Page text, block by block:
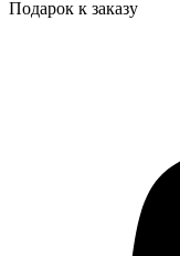
Подарок к заказу